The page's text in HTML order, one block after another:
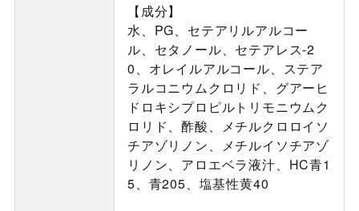
【成分】
水、PG、セテアリルアルコー
ル、セタノール、セテアレス-2
0、オレイルアルコール、ステア
ラルコニウムクロリド、グアーヒ
ドロキシプロピルトリモニウムク
ロリド、酢酸、メチルクロロイソ
チアゾリノン、メチルイソチアゾ
リノン、アロエベラ液汁、HC青1
5、青205、塩基性黄40